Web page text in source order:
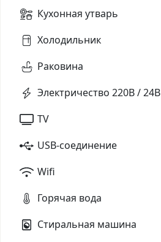
Кухонная утварь
Холодильник
Раковина
Электричество 220В / 24В
TV
USB-соединение
Wifi
Горячая вода
Стиральная машина